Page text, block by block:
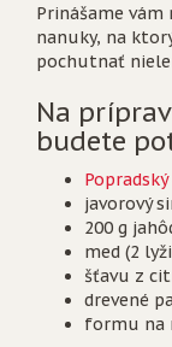
Prinášame vám
nanuky, na
pochutnať
Na
budete
javorový
200 g
med (2
šťavu z
drevené
formu na